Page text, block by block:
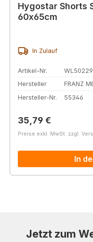
Hygostar Shorts
60x65cm
In Zulauf
Artikel-Nr.
WL50229
Hersteller
FRANZ
Hersteller-Nr.
55346
Regulärer Preis:
35,79 €
Preise exkl. MwSt. zzgl.
In
Jetzt zum